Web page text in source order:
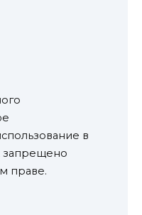
в
запрещено
праве.